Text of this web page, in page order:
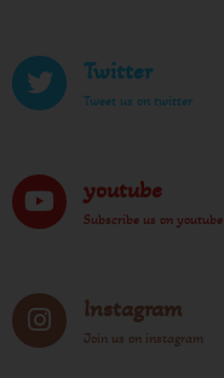
Twitter
Tweet us on twitter
youtube
Subscribe us on youtube
Instagram
Join us on instagram